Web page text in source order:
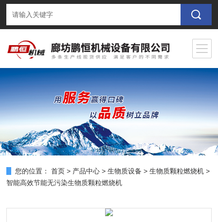
您的位置： 首页 > 产品中心 >生物质设备 >生物质颗粒燃烧机 >
智能高效节能无污染生物质颗粒燃烧机